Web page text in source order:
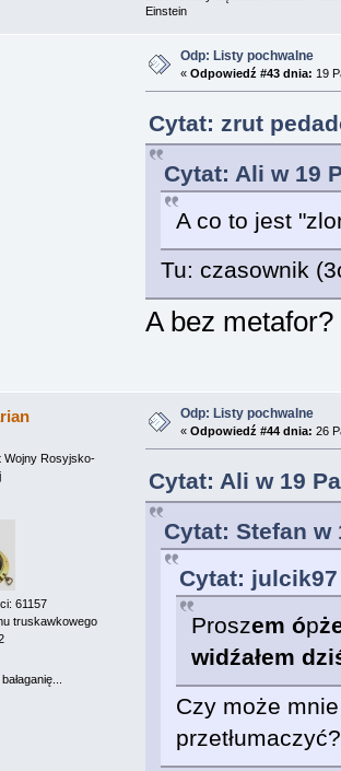
Einstein
Odp: Listy pochwalne
« Odpowiedź #43 dnia: 19
Cytat: zrut
Cytat: Ali w 19
A co to jest
Tu: czasownik
A bez metafor?
Wojny Rosyjsko-
61157
truskawkowego
Odp: Listy pochwalne
« Odpowiedź #44 dnia: 26
Cytat: Ali w 19
Cytat: Stefan w
Cytat: julcik97
Proszem ópż
widźałem dzi
Czy może
przetłumaczyć?